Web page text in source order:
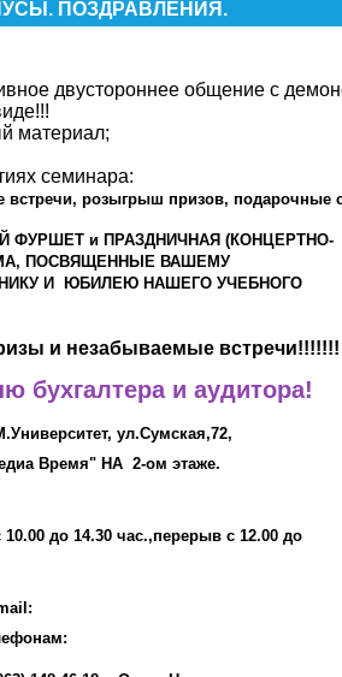
ПОЗДРАВЛЕНИЯ.
двустороннее общение с
материал;
семинара:
розыгрыш призов, подарочные
ФУРШЕТ и ПРАЗДНИЧНАЯ (КОНЦЕРТНО-
ПОСВЯЩЕННЫЕ ВАШЕМУ
И ЮБИЛЕЮ НАШЕГО УЧЕБНОГО
и незабываемые встречи!!!!!!!
бухгалтера и аудитора!
ул.Сумская,72,
Время" НА 2-ом этаже.
10.00 до 14.30 час.,перерыв с 12.00 до